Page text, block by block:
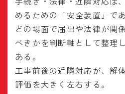
めるための「安全装置」であ
どの場面で届出や法律が関
べきかを判断軸として整理
ある。
工事前後の近隣対応が、解
評価を大きく左右する。